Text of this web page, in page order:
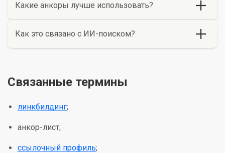
Какие анкоры лучше использовать?
Как это связано с ИИ-поиском?
Связанные термины
линкбилдинг;
анкор-лист;
ссылочный профиль;